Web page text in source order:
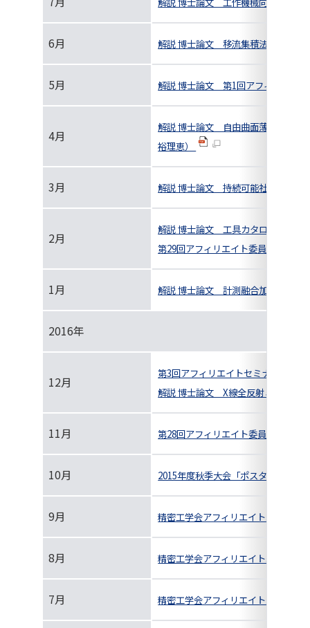
6月 解説 博士論文 移流集積法による微
5月 解説 博士論文 第1回アフィリエイ
4月
解説 博士論文 自由曲面薄板成形品
裕理恵）
3月 解説 博士論文 持続可能社会シナリ
2月
解説 博士論文 工具カタログからの
第29回アフィリエイト委員会＆見学
1月 解説 博士論文 計測融合加工システ
2016年
12月
第3回アフィリエイトセミナーの開
解説 博士論文 X線全反射ミラーを
11月 第28回アフィリエイト委員会＆第
10月 2015年度秋季大会「ポスターセッシ
9月 精密工学会アフィリエイト紹介
8月 精密工学会アフィリエイト紹介
7月 精密工学会アフィリエイト紹介